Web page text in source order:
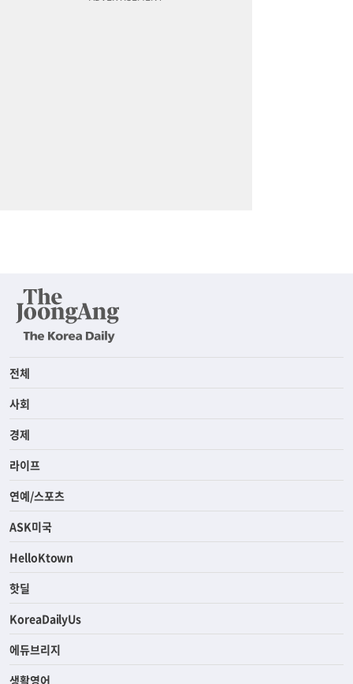
전체
사회
경제
라이프
연예/스포츠
ASK미국
HelloKtown
핫딜
KoreaDailyUs
에듀브리지
생활영어